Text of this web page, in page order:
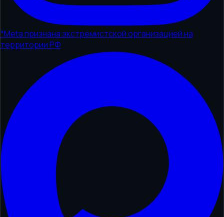
*Meta признана экстремистской организацией на
территории РФ